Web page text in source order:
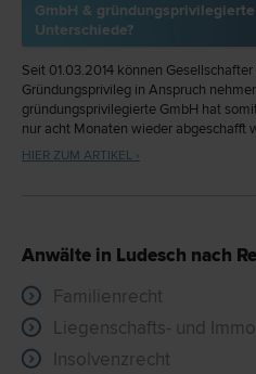
GmbH &
Unterschiede?
Seit 01.03.2014 können
Gründungsprivileg in Anspruch
gründungsprivilegierte GmbH hat
nur acht Monaten wieder abgeschafft
HIER ZUM ARTIKEL ›
Anwälte in Ludesch nach
Familienrecht
Liegenschafts- und
Insolvenzrecht